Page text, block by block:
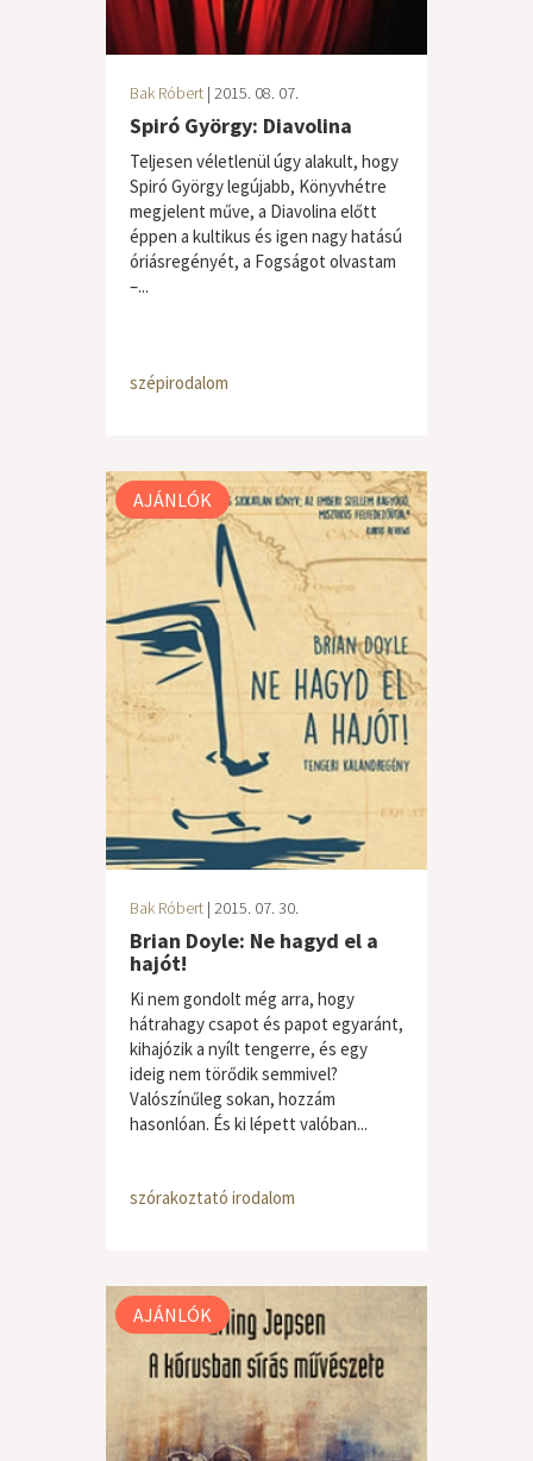
Bak Róbert | 2015. 08. 07.
Spiró György: Diavolina
Teljesen véletlenül úgy alakult, hogy
Spiró György legújabb, Könyvhétre
megjelent műve, a Diavolina előtt
éppen a kultikus és igen nagy hatású
óriásregényét, a Fogságot olvastam
–...
szépirodalom
AJÁNLÓK
Bak Róbert | 2015. 07. 30.
Brian Doyle: Ne hagyd el a
hajót!
Ki nem gondolt még arra, hogy
hátrahagy csapot és papot egyaránt,
kihajózik a nyílt tengerre, és egy
ideig nem törődik semmivel?
Valószínűleg sokan, hozzám
hasonlóan. És ki lépett valóban...
szórakoztató irodalom
AJÁNLÓK